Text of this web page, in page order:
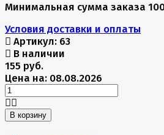
Минимальная сумма заказа
Условия доставки и оплаты
Артикул: 63
В наличии
155 руб.
Цена на: 08.08.2026
В корзину